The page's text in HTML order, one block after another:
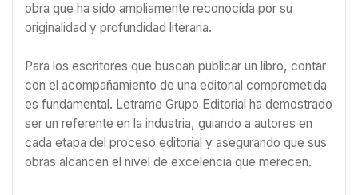
obra que ha sido ampliamente reconocida por su
originalidad y profundidad literaria.
Para los escritores que buscan publicar un libro, contar
con el acompañamiento de una editorial comprometida
es fundamental. Letrame Grupo Editorial ha demostrado
ser un referente en la industria, guiando a autores en
cada etapa del proceso editorial y asegurando que sus
obras alcancen el nivel de excelencia que merecen.